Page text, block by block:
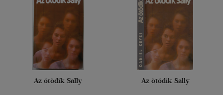
Az ötödik Sally Az ötödik Sally